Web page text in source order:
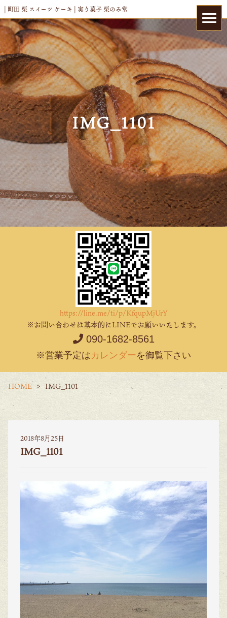
| 町田 栗 スイーツ ケーキ | 実り菓子 栗のみ堂
IMG_1101
https://line.me/ti/p/KfqupMjUrY
※お問い合わせは基本的にLINEでお願いいたします。
090-1682-8561
※営業予定はカレンダーを御覧下さい
HOME IMG_1101
2018年8月25日
IMG_1101